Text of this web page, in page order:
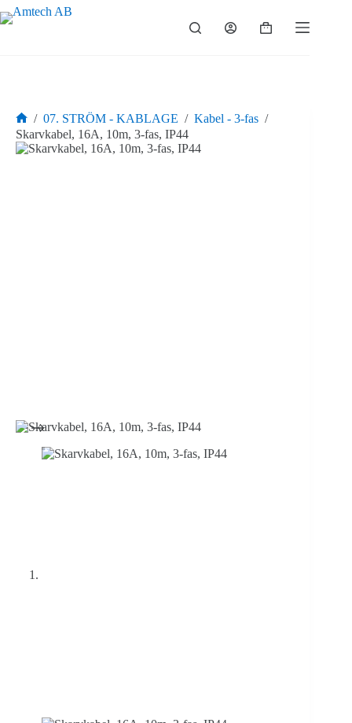
Hoppa
till
Varukorg
Hem
/ 07. STRÖM - KABLAGE / Kabel - 3-fas /
Skarvkabel, 16A, 10m, 3-fas, IP44